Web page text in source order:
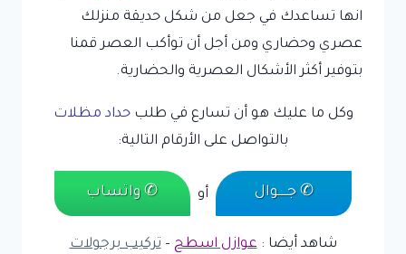
انها تساعدك في جعل من شكل حديقة منزلك
عصري وحضاري ومن أجل أن توأكب العصر قمنا
بتوفير أكثر الأشكال العصرية والحضارية.
وكل ما عليك هو أن تسارع في طلبحداد مظلات
بالتواصل على الأرقام التالية:
✆ جـــــوال أو ✆ واتساب
شاهد أيضا :عوازل اسطح –تركيب برجولات